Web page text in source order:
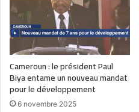
Cameroun : le président Paul
Biya entame un nouveau mandat
pour le développement
6 novembre 2025